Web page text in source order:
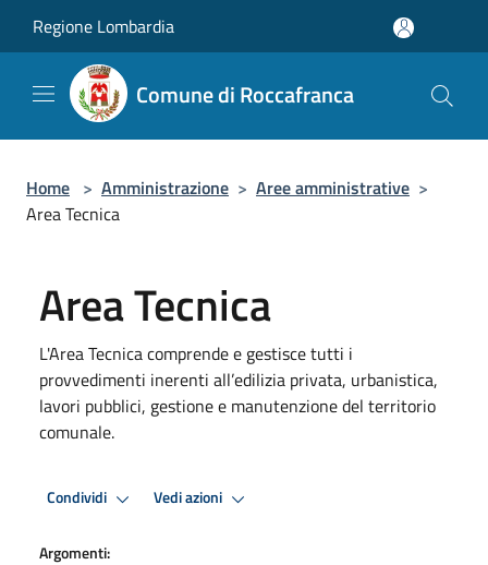
Regione Lombardia
Comune di Roccafranca
Home > Amministrazione > Aree amministrative >
Area Tecnica
Area Tecnica
L'Area Tecnica comprende e gestisce tutti i
provvedimenti inerenti all’edilizia privata, urbanistica,
lavori pubblici, gestione e manutenzione del territorio
comunale.
Condividi Vedi azioni
Argomenti: